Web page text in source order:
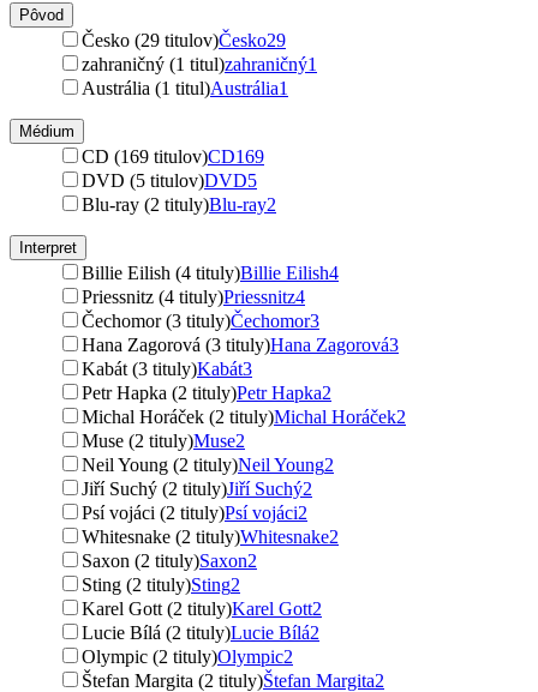
Pôvod
Česko (29 titulov)Česko29
zahraničný (1 titul)zahraničný1
Austrália (1 titul)Austrália1
Médium
CD (169 titulov)CD169
DVD (5 titulov)DVD5
Blu-ray (2 tituly)Blu-ray2
Interpret
Billie Eilish (4 tituly)Billie Eilish4
Priessnitz (4 tituly)Priessnitz4
Čechomor (3 tituly)Čechomor3
Hana Zagorová (3 tituly)Hana Zagorová3
Kabát (3 tituly)Kabát3
Petr Hapka (2 tituly)Petr Hapka2
Michal Horáček (2 tituly)Michal Horáček2
Muse (2 tituly)Muse2
Neil Young (2 tituly)Neil Young2
Jiří Suchý (2 tituly)Jiří Suchý2
Psí vojáci (2 tituly)Psí vojáci2
Whitesnake (2 tituly)Whitesnake2
Saxon (2 tituly)Saxon2
Sting (2 tituly)Sting2
Karel Gott (2 tituly)Karel Gott2
Lucie Bílá (2 tituly)Lucie Bílá2
Olympic (2 tituly)Olympic2
Štefan Margita (2 tituly)Štefan Margita2